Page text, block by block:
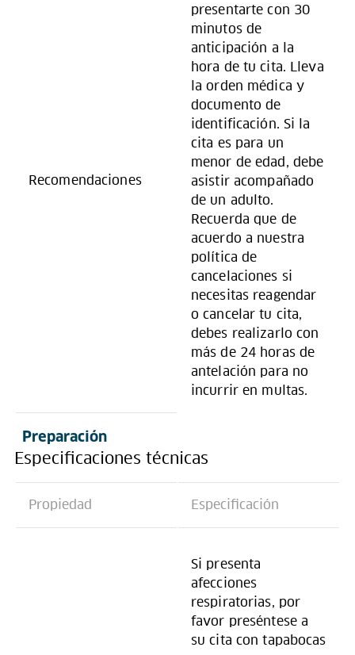
Recomendaciones
presentarte con 30
minutos de
anticipación a la
hora de tu cita. Lleva
la orden médica y
documento de
identificación. Si la
cita es para un
menor de edad, debe
asistir acompañado
de un adulto.
Recuerda que de
acuerdo a nuestra
política de
cancelaciones si
necesitas reagendar
o cancelar tu cita,
debes realizarlo con
más de 24 horas de
antelación para no
incurrir en multas.
Preparación
Especificaciones técnicas
Propiedad Especificación
Si presenta
afecciones
respiratorias, por
favor preséntese a
su cita con tapabocas